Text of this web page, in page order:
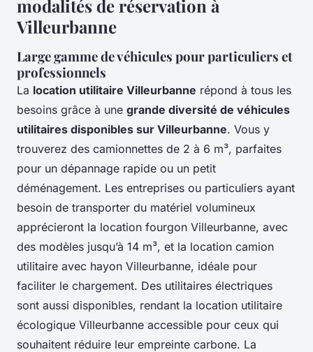
modalités de réservation à
Villeurbanne
Large gamme de véhicules pour particuliers et
professionnels
La location utilitaire Villeurbanne répond à tous les
besoins grâce à une grande diversité de véhicules
utilitaires disponibles sur Villeurbanne. Vous y
trouverez des camionnettes de 2 à 6 m³, parfaites
pour un dépannage rapide ou un petit
déménagement. Les entreprises ou particuliers ayant
besoin de transporter du matériel volumineux
apprécieront la location fourgon Villeurbanne, avec
des modèles jusqu’à 14 m³, et la location camion
utilitaire avec hayon Villeurbanne, idéale pour
faciliter le chargement. Des utilitaires électriques
sont aussi disponibles, rendant la location utilitaire
écologique Villeurbanne accessible pour ceux qui
souhaitent réduire leur empreinte carbone. La